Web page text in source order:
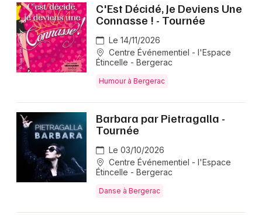
C'Est Décidé, Je Deviens Une
Connasse ! - Tournée
Le 14/11/2026
Centre Événementiel - l'Espace
Étincelle - Bergerac
Humour à Bergerac
Barbara par Pietragalla -
Tournée
Le 03/10/2026
Centre Événementiel - l'Espace
Étincelle - Bergerac
Danse à Bergerac